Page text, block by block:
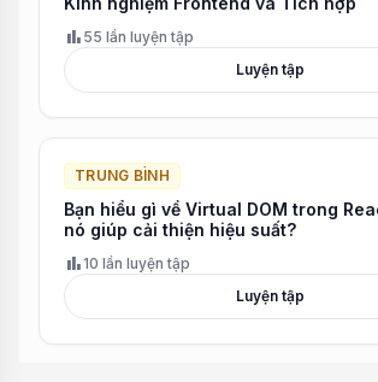
bar_chart 55 lần luyện tập
Luyện tập
TRUNG BÌNH
Bạn hiểu gì về Virtual DOM trong
nó giúp cải thiện hiệu suất?
bar_chart10 lần luyện tập
Luyện tập